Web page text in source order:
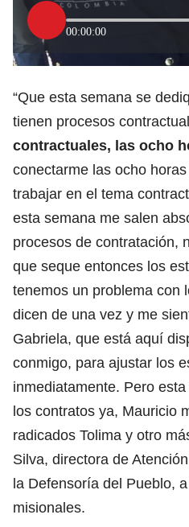
00:00:00
“Que esta semana se
tienen procesos
contractuales, las ocho
conectarme las ocho
trabajar en el tema
esta semana me salen
procesos de contratación,
que seque entonces los
tenemos un problema con
dicen de una vez y me
Gabriela, que está aquí
conmigo, para ajustar los
inmediatamente. Pero
los contratos ya, Mauricio
radicados Tolima y otro
Silva, directora de
la Defensoría del Pueblo,
misionales.